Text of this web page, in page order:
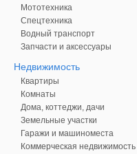
Мототехника
Спецтехника
Водный транспорт
Запчасти и аксессуары
Недвижимость
Квартиры
Комнаты
Дома, коттеджи, дачи
Земельные участки
Гаражи и машиноместа
Коммерческая недвижимость